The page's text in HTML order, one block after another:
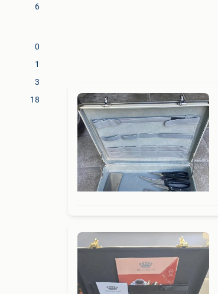
6
0
1
3
18